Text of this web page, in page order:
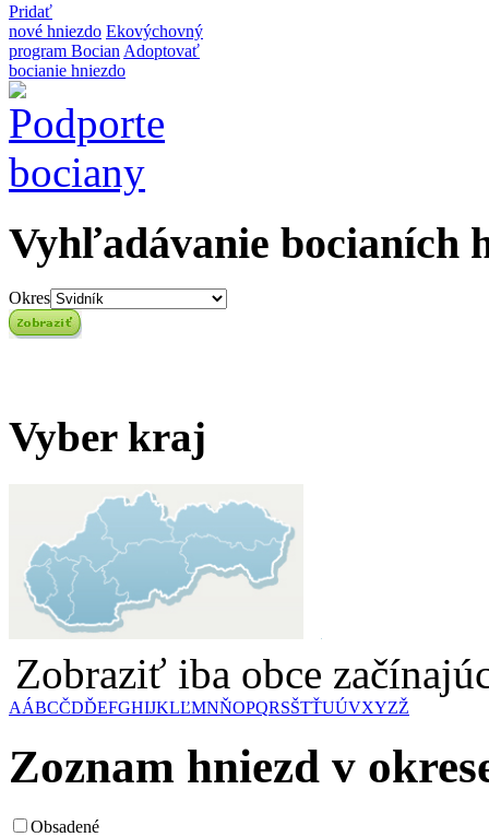
Pridať
nové hniezdo Ekovýchovný
program Bocian Adoptovať
bocianie hniezdo
Vyhľadávanie bocianích
Okres
Vyber kraj
Zobraziť iba obce
AÁBCČDĎEFGHIJKLĽMNŇOPQRSŠTŤUÚVXYZŽ
Zoznam hniezd v
Obsadené